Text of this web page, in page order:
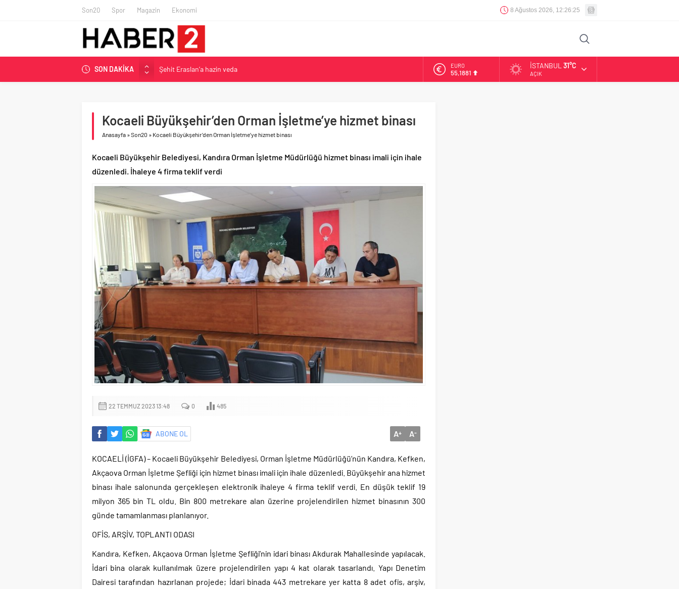
Son20 Spor Magazin Ekonomi 8 Ağustos 2026, 12:26:26
SON DAKİKA
Şehit Eraslan’a hazin veda
Toprak Razgatlıoğlu Çekya’da ikinci oldu
BAU Tıp’tan öğrencilerine 500 bin liralık bilimsel destek
İzmit Belediyesi’nden Tepeköy’de asfalt mesaisi
EURO
55,1881
İSTANBUL 31°C
AÇIK
Kocaeli Büyükşehir’den Orman İşletme’ye hizmet binası
Anasayfa »Son20 » Kocaeli Büyükşehir’den Orman İşletme’ye hizmet binası
Kocaeli Büyükşehir Belediyesi, Kandıra Orman İşletme Müdürlüğü hizmet binası imali için ihale
düzenledi. İhaleye 4 firma teklif verdi
22 TEMMUZ 2023 13:48 0 485
ABONE OL A+ A-
KOCAELİ (İGFA) – Kocaeli Büyükşehir Belediyesi, Orman İşletme Müdürlüğü’nün Kandıra, Kefken,
Akçaova Orman İşletme Şefliği için hizmet binası imali için ihale düzenledi. Büyükşehir ana hizmet
binası ihale salonunda gerçekleşen elektronik ihaleye 4 firma teklif verdi. En düşük teklif 19
milyon 365 bin TL oldu. Bin 800 metrekare alan üzerine projelendirilen hizmet binasının 300
günde tamamlanması planlanıyor.
OFİS, ARŞİV, TOPLANTI ODASI
Kandıra, Kefken, Akçaova Orman İşletme Şefliği’nin idari binası Akdurak Mahallesinde yapılacak.
İdari bina olarak kullanılmak üzere projelendirilen yapı 4 kat olarak tasarlandı. Yapı Denetim
Dairesi tarafından hazırlanan projede; İdari binada 443 metrekare yer katta 8 adet ofis, arşiv,